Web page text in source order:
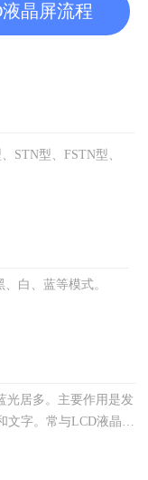
晶屏流程
STN型、FSTN型、
白、蓝等模式。
光居多。主要作用是发
文字。常与LCD液晶屏